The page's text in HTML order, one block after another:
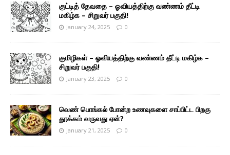
குட்டித் தேவதை – ஓவியத்திற்கு வண்ணம் தீட்டி
மகிழ்க – சிறுவர் பகுதி!
January 24, 2025 0
குமிழிகள் – ஓவியத்திற்கு வண்ணம் தீட்டி மகிழ்க –
சிறுவர் பகுதி!
January 23, 2025 0
வெண் பொங்கல் போன்ற உணவுகளை சாப்பிட்ட பிறகு
தூக்கம் வருவது ஏன்?
January 21, 2025 0